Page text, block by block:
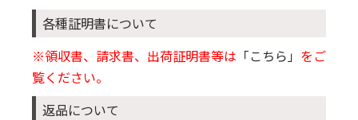
各種証明書について
※領収書、請求書、出荷証明書等は 「こちら」 をご
覧ください。
返品について